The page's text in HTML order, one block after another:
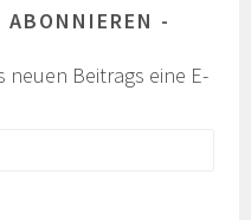
neuen Beitrags eine E-